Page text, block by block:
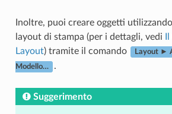
Inoltre, puoi creare oggetti
layout di stampa (per i dettagli, vedi
Layout) tramite il comando Layout ►
Modello… .
Suggerimento